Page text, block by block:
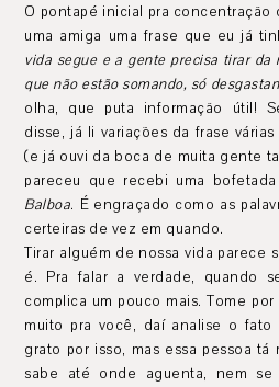
O pontapé inicial pra
uma amiga uma frase que eu já
vida segue e a gente precisa tirar da
que não estão somando, só
olha, que puta informação útil!
disse, já li variações da frase
(e já ouvi da boca de muita gente
pareceu que recebi uma
Balboa. É engraçado como as
certeiras de vez em quando.
Tirar alguém de nossa vida parece
é. Pra falar a verdade, quando
complica um pouco mais. Tome
muito pra você, daí analise o
grato por isso, mas essa pessoa
sabe até onde aguenta, nem se